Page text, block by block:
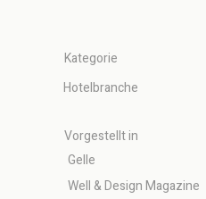
Kategorie
Hotelbranche
Vorgestellt in
Gelle
Well & Design Magazine